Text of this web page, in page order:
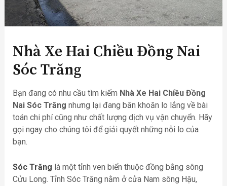
Nhà Xe Hai Chiều Đồng Nai
Sóc Trăng
Bạn đang có nhu cầu tìm kiếm Nhà Xe Hai Chiều Đồng
Nai Sóc Trăng nhưng lại đang băn khoăn lo lắng về bài
toán chi phí cũng như chất lượng dịch vụ vận chuyển. Hãy
gọi ngay cho chúng tôi để giải quyết những nỗi lo của
bạn.
Sóc Trăng là một tỉnh ven biển thuộc đồng bằng sông
Cửu Long. Tỉnh Sóc Trăng nằm ở cửa Nam sông Hậu,